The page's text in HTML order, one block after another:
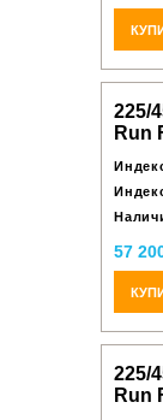
225/
Run
57
225/
Run